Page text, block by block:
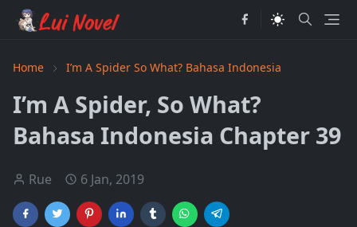
Home I’m A Spider So What? Bahasa Indonesia
I’m A Spider, So What?
Bahasa Indonesia Chapter 39
Rue 6 Jan, 2019